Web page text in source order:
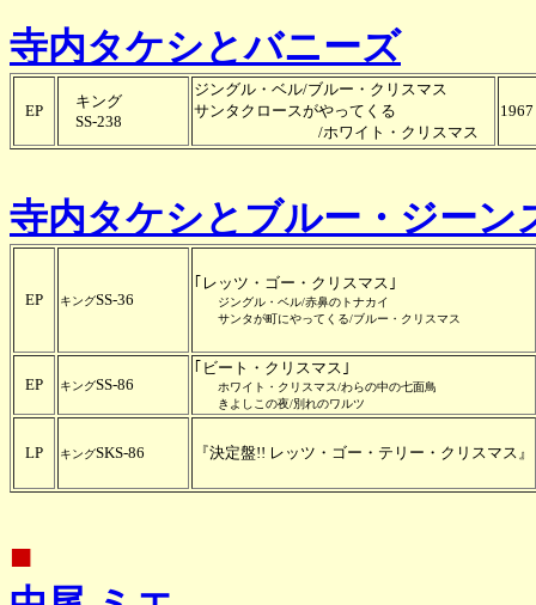
寺内タケシとバニーズ
EP
キング
SS-238
ジングル・ベル/ブルー・クリスマス
サンタクロースがやってくる
/ホワイト・クリスマス
1967
寺内タケシとブルー・ジーン
EP キングSS-36
｢レッツ・ゴー・クリスマス｣
ジングル・ベル/赤鼻のトナカイ
サンタが町にやってくる/ブルー・クリスマス
EP キングSS-86
｢ビート・クリスマス｣
ホワイト・クリスマス/わらの中の七面鳥
きよしこの夜/別れのワルツ
LP キングSKS-86 『決定盤!! レッツ・ゴー・テリー・クリスマス』
■